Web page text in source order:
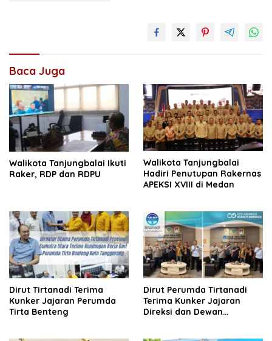
Baca Juga
Walikota Tanjungbalai Ikuti
Raker, RDP dan RDPU
Walikota Tanjungbalai
Hadiri Penutupan Rakernas
APEKSI XVIII di Medan
Dirut Tirtanadi Terima
Kunker Jajaran Perumda
Tirta Benteng
Dirut Perumda Tirtanadi
Terima Kunker Jajaran
Direksi dan Dewan